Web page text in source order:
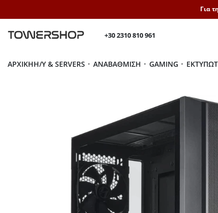
Για
+30 2310 810 961
ΑΡΧΙΚΉH/Y & SERVERS ΑΝΑΒΆΘΜΙΣΗ GAMING